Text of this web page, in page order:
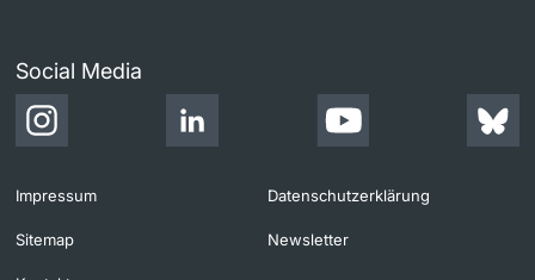
Social Media
Impressum Datenschutzerklärung
Sitemap Newsletter